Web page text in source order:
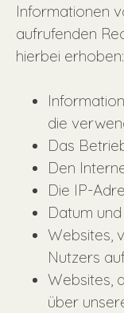
Informationen
aufrufenden
hierbei erhoben:
die
Das
Den
Die IP-
Datum
Websites,
Nutzers
Websites,
über